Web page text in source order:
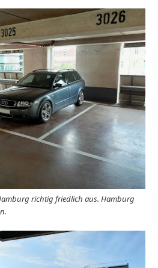
richtig friedlich aus. Hamburg